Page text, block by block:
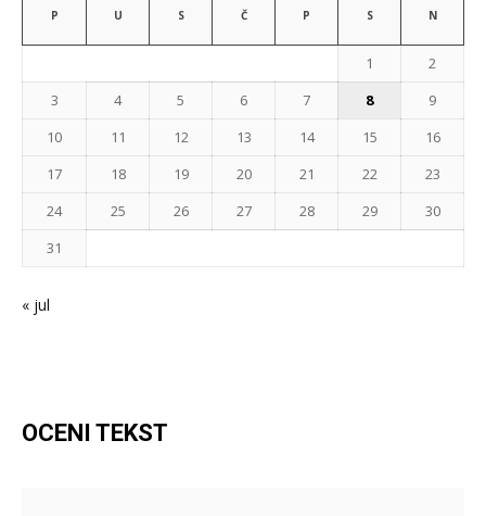
P U S Č P S N
1
2
3
4 5 6 7 8
9
10
11 12 13 14 15
16
17
18 19 20 21 22
23
24
25 26 27 28 29
30
31
« jul
OCENI TEKST